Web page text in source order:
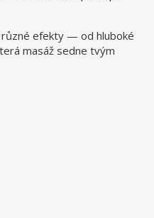
různé efekty — od hluboké
masáž sedne tvým